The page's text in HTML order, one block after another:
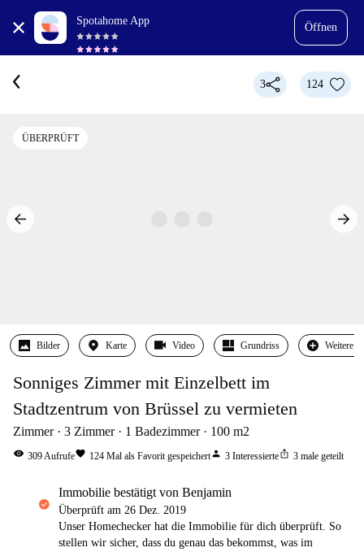
Spotahome App
Öffnen
3 124
ÜBERPRÜFT
Bilder Karte Video Grundriss Weitere
Sonniges Zimmer mit Einzelbett im
Stadtzentrum von Brüssel zu vermieten
Zimmer 3 Zimmer 1 Badezimmer 100 m2
visibility 309Aufrufefavorite 124 Mal als Favorit gespeichertperson 3 Interessierteios_share 3 male geteilt
Immobilie bestätigt von Benjamin
Überprüft am 26 Dez. 2019
Unser Homechecker hat die Immobilie für dich überprüft. So
stellen wir sicher, dass du genau das bekommst, was im